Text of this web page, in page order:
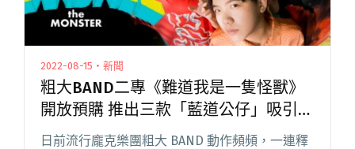
2022-08-15・新聞
粗大BAND二專《難道我是一隻怪獸》
開放預購 推出三款「藍道公仔」吸引歌
迷包色收藏
日前流行龐克樂團粗大 BAND 動作頻頻，一連釋